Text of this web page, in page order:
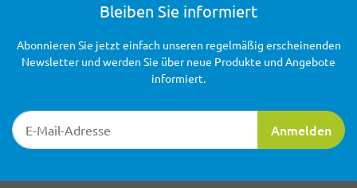
Bleiben Sie informiert
Newsletter-Registrierung
Anmelden
Abonnieren Sie jetzt einfach unseren regelmäßig erscheinenden
Newsletter und werden Sie über neue Produkte und Angebote
informiert.